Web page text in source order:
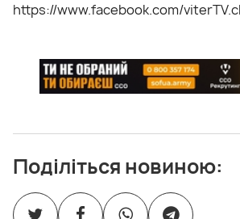
https://www.facebook.com/
Поділіться новиною: